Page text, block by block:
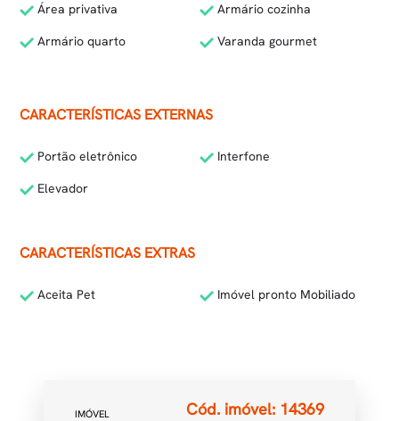
Área privativa
Armário cozinha
Armário quarto
Varanda gourmet
CARACTERÍSTICAS EXTERNAS
Portão eletrônico
Interfone
Elevador
CARACTERÍSTICAS EXTRAS
Aceita Pet Imóvel pronto Mobiliado
IMÓVEL Cód. imóvel: 14369